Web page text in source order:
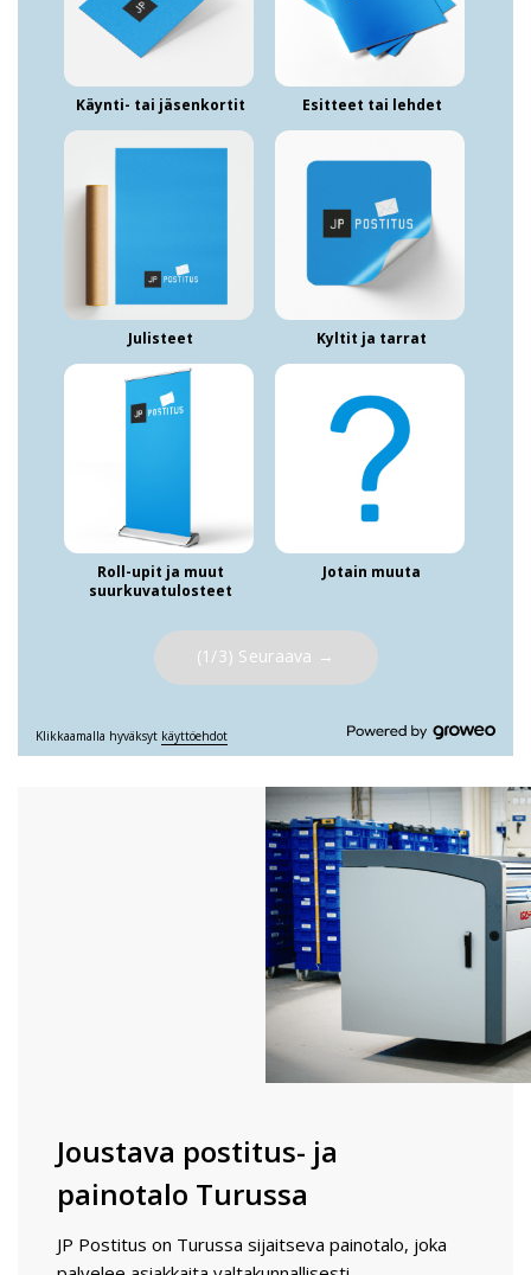
Joustava postitus- ja
painotalo Turussa
JP Postitus on Turussa sijaitseva painotalo, joka